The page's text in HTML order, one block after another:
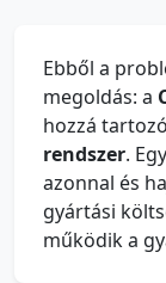
Ebből a
megoldás: a
hozzá
rendszer.
azonnal és
gyártási
működik a